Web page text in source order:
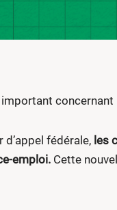
d’appel fédérale, les
emploi. Cette